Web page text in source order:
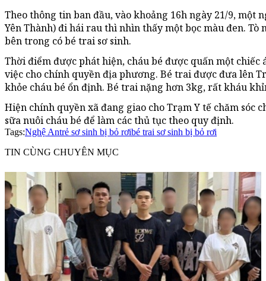
Theo thông tin ban đầu, vào khoảng 16h ngày 21/9, một
Yên Thành) đi hái rau thì nhìn thấy một bọc màu đen.
bên trong có bé trai sơ sinh.
Thời điểm được phát hiện, cháu bé được quấn một chiếc
việc cho chính quyền địa phương. Bé trai được đưa lên
khỏe cháu bé ổn định. Bé trai nặng hơn 3kg, rất kháu
Hiện chính quyền xã đang giao cho Trạm Y tế chăm sóc
sữa nuôi cháu bé để làm các thủ tục theo quy định.
Tags:Nghệ Antrẻ sơ sinh bị bỏ rơibé trai sơ sinh bị bỏ rơi
TIN CÙNG CHUYÊN MỤC